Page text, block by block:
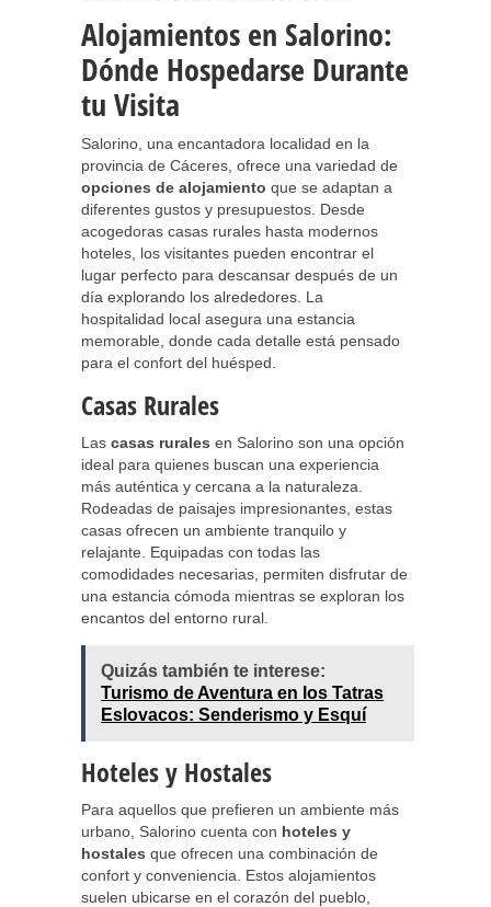
Alojamientos en Salorino:
Dónde Hospedarse Durante
tu Visita
Salorino, una encantadora localidad en la
provincia de Cáceres, ofrece una variedad de
opciones de alojamiento que se adaptan a
diferentes gustos y presupuestos. Desde
acogedoras casas rurales hasta modernos
hoteles, los visitantes pueden encontrar el
lugar perfecto para descansar después de un
día explorando los alrededores. La
hospitalidad local asegura una estancia
memorable, donde cada detalle está pensado
para el confort del huésped.
Casas Rurales
Las casas rurales en Salorino son una opción
ideal para quienes buscan una experiencia
más auténtica y cercana a la naturaleza.
Rodeadas de paisajes impresionantes, estas
casas ofrecen un ambiente tranquilo y
relajante. Equipadas con todas las
comodidades necesarias, permiten disfrutar de
una estancia cómoda mientras se exploran los
encantos del entorno rural.
Quizás también te interese:
Turismo de Aventura en los Tatras
Eslovacos: Senderismo y Esquí
Hoteles y Hostales
Para aquellos que prefieren un ambiente más
urbano, Salorino cuenta con hoteles y
hostales que ofrecen una combinación de
confort y conveniencia. Estos alojamientos
suelen ubicarse en el corazón del pueblo,